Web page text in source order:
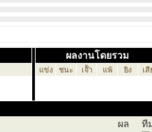
ผลงานโดยรวม
แข่ง ชนะ เจ๊้า แพ้ ยิง เสี
ผล
ที